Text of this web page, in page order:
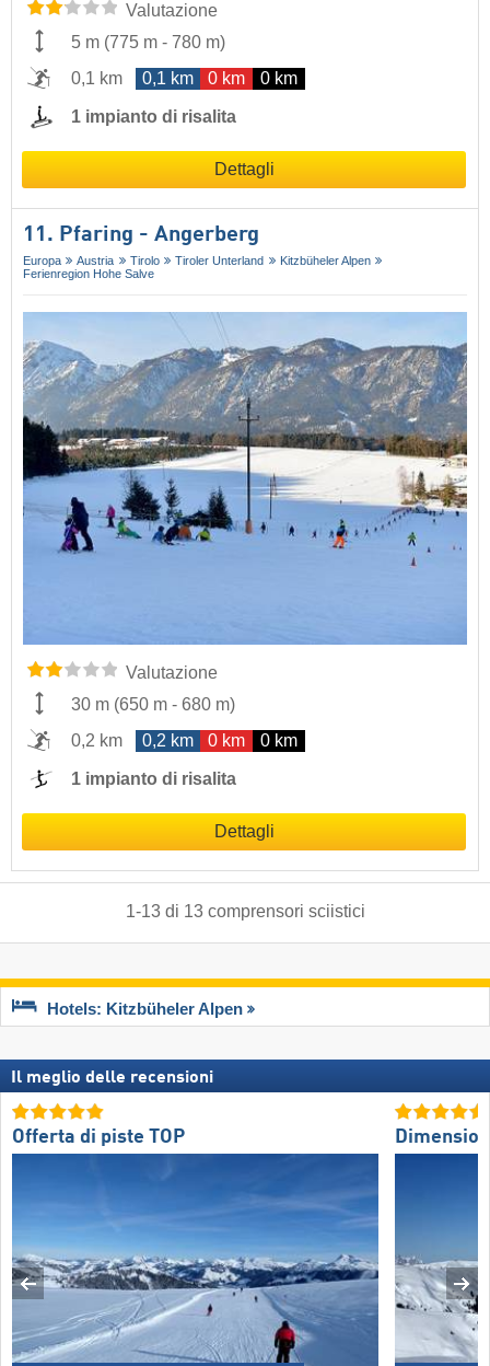
Valutazione
5 m (775 m - 780 m)
0,1 km
0,1 km 0 km 0 km
1 impianto di risalita
Dettagli
11. Pfaring - Angerberg
Europa Austria Tirolo Tiroler Unterland
Kitzbüheler Alpen
Ferienregion Hohe Salve
Valutazione
30 m (650 m - 680 m)
0,2 km
0,2 km 0 km 0 km
1 impianto di risalita
Dettagli
1-13di 13 comprensori sciistici
Hotels: Kitzbüheler Alpen
Il meglio delle recensioni
Offerta di piste TOP